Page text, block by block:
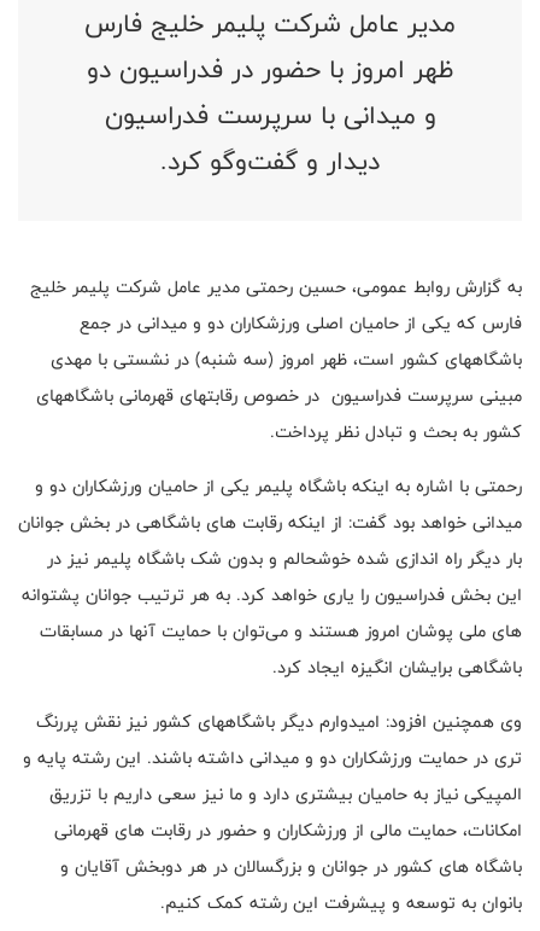
مدیر عامل شرکت پلیمر خلیج فارس
ظهر امروز با حضور در فدراسیون دو
و میدانی با سرپرست فدراسیون
دیدار و گفت‌وگو کرد.
به گزارش روابط عمومی، حسین رحمتی مدیر عامل شرکت پلیمر خلیج
فارس که یکی از حامیان اصلی ورزشکاران دو و میدانی در جمع
باشگاههای کشور است، ظهر امروز (سه شنبه) در نشستی با مهدی
مبینی سرپرست فدراسیون در خصوص رقابتهای قهرمانی باشگاههای
کشور به بحث و تبادل نظر پرداخت.
رحمتی با اشاره به اینکه باشگاه پلیمر یکی از حامیان ورزشکاران دو و
میدانی خواهد بود گفت: از اینکه رقابت های باشگاهی در بخش جوانان
بار دیگر راه اندازی شده خوشحالم و بدون شک باشگاه پلیمر نیز در
این بخش فدراسیون را یاری خواهد کرد. به هر ترتیب جوانان پشتوانه
های ملی پوشان امروز هستند و می‌توان با حمایت آنها در مسابقات
باشگاهی برایشان انگیزه ایجاد کرد.
وی همچنین افزود: امیدوارم دیگر باشگاههای کشور نیز نقش پررنگ
تری در حمایت ورزشکاران دو و میدانی داشته باشند. این رشته پایه و
المپیکی نیاز به حامیان بیشتری دارد و ما نیز سعی داریم با تزریق
امکانات، حمایت مالی از ورزشکاران و حضور در رقابت های قهرمانی
باشگاه های کشور در جوانان و بزرگسالان در هر دوبخش آقایان و
بانوان به توسعه و پیشرفت این رشته کمک کنیم.